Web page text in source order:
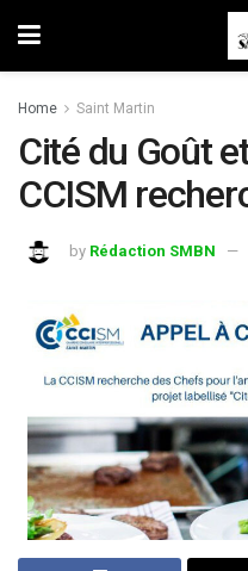
Home Saint Martin
Cité du Goût
CCISM
by Rédaction SMBN